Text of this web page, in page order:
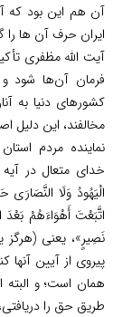
آن هم این بود که
ایران حرف آن ها
آیت الله مظفری
فرمان آن‌ها شود
کشورهای دنیا به
مخالفند، این دلیل
نماینده مردم
الْیَهُودُ وَلَا
اتَّبَعْتَ أَهْوَاءَهُمْ
نَصِیرٍ»، یعنی
پیروی از آیین آنها
همان است؛ و البته
طریق حق را